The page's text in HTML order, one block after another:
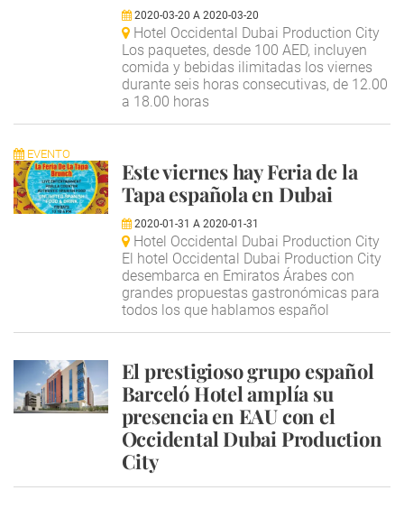
2020-03-20 A 2020-03-20
Hotel Occidental Dubai Production City
Los paquetes, desde 100 AED, incluyen
comida y bebidas ilimitadas los viernes
durante seis horas consecutivas, de 12.00
a 18.00 horas
EVENTO
Este viernes hay Feria de la
Tapa española en Dubai
2020-01-31 A 2020-01-31
Hotel Occidental Dubai Production City
El hotel Occidental Dubai Production City
desembarca en Emiratos Árabes con
grandes propuestas gastronómicas para
todos los que hablamos español
El prestigioso grupo español
Barceló Hotel amplía su
presencia en EAU con el
Occidental Dubai Production
City